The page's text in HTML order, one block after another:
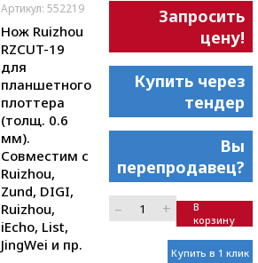
Артикул: 552219
Нож Ruizhou
RZCUT-19
для
планшетного
плоттера
(толщ. 0.6
мм).
Совместим с
Ruizhou,
Zund, DIGI,
Ruizhou,
iEcho, List,
JingWei и пр.
Запросить
цену!
Купить через
тендер
Вы
перепродавец?
– +
В
корзину
Купить в 1 клик